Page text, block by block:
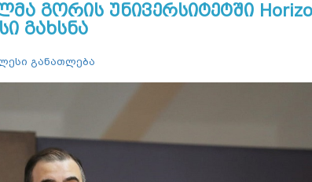
გორის უნივერსიტეტში
გახსნა
განათლება